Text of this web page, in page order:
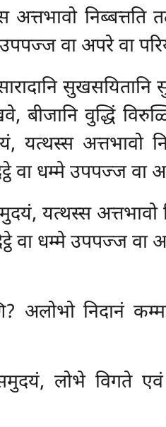
निब्बत्तति
उपपज्जवा अपरे वा
बीजानि वुद्धिं
अत्तभावो
वा धम्मे उपपज्ज वा
यत्थस्स अत्तभावो
वा धम्मे उपपज्ज वा
अलोभो निदानं
लोभे विगते एवं